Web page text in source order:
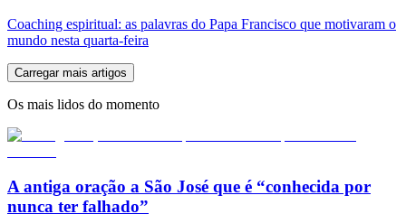
Coaching espiritual: as palavras do Papa Francisco que motivaram o
mundo nesta quarta-feira
Carregar mais artigos
Os mais lidos do momento
A antiga oração a São José que é “conhecida por
nunca ter falhado”